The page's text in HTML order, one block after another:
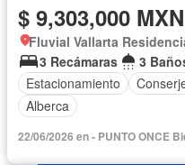
$ 9,303,000 MXN
Fluvial Vallarta
3 Recámaras
3
Estacionamiento
Alberca
22/06/2026 en - PUNTO ONCE